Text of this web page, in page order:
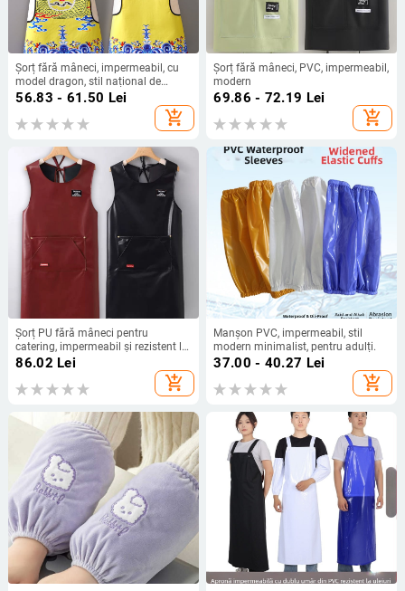
Șorț fără mâneci, impermeabil, cu
model dragon, stil național de
modă
56.83 - 61.50 Lei
add_shopping_cart
Șorț fără mâneci, PVC, impermeabil,
modern
69.86 - 72.19 Lei
add_shopping_cart
Șorț PU fără mâneci pentru
catering, impermeabil și rezistent la
ulei, cu imprimare a logo-ului
86.02 Lei
add_shopping_cart
Manșon PVC, impermeabil, stil
modern minimalist, pentru adulți.
37.00 - 40.27 Lei
add_shopping_cart